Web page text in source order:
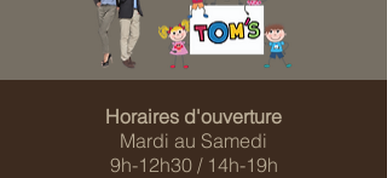
Horaires d'ouverture
Mardi au Samedi
9h-12h30 / 14h-19h